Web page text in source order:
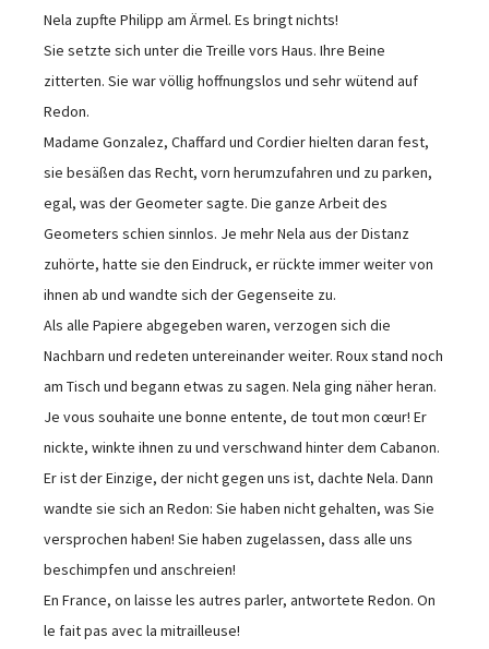
Nela zupfte Philipp am Ärmel. Es bringt nichts!
Sie setzte sich unter die Treille vors Haus. Ihre Beine
zitterten. Sie war völlig hoffnungslos und sehr wütend auf
Redon.
Madame Gonzalez, Chaffard und Cordier hielten daran fest,
sie besäßen das Recht, vorn herumzufahren und zu parken,
egal, was der Geometer sagte. Die ganze Arbeit des
Geometers schien sinnlos. Je mehr Nela aus der Distanz
zuhörte, hatte sie den Eindruck, er rückte immer weiter von
ihnen ab und wandte sich der Gegenseite zu.
Als alle Papiere abgegeben waren, verzogen sich die
Nachbarn und redeten untereinander weiter. Roux stand noch
am Tisch und begann etwas zu sagen. Nela ging näher heran.
Je vous souhaite une bonne entente, de tout mon cœur! Er
nickte, winkte ihnen zu und verschwand hinter dem Cabanon.
Er ist der Einzige, der nicht gegen uns ist, dachte Nela. Dann
wandte sie sich an Redon: Sie haben nicht gehalten, was Sie
versprochen haben! Sie haben zugelassen, dass alle uns
beschimpfen und anschreien!
En France, on laisse les autres parler, antwortete Redon. On
le fait pas avec la mitrailleuse!